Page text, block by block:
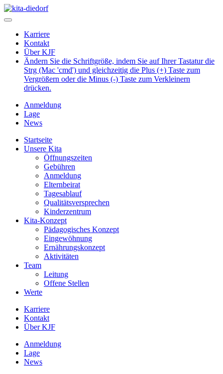
Karriere
Kontakt
Über KJF
Ändern Sie die Schriftgröße, indem Sie auf Ihrer Tastatur die
Strg (Mac 'cmd') und gleichzeitig die Plus (+) Taste zum
Vergrößern oder die Minus (-) Taste zum Verkleinern
drücken.
Anmeldung
Lage
News
Startseite
Unsere Kita
Öffnungszeiten
Gebühren
Anmeldung
Elternbeirat
Tagesablauf
Qualitätsversprechen
Kinderzentrum
Kita-Konzept
Pädagogisches Konzept
Eingewöhnung
Ernährungskonzept
Aktivitäten
Team
Leitung
Offene Stellen
Werte
Karriere
Kontakt
Über KJF
Anmeldung
Lage
News